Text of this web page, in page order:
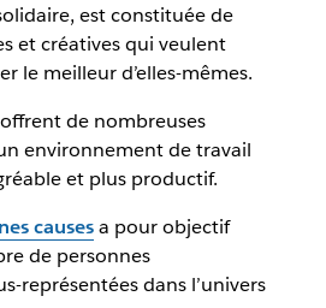
est constituée de
et créatives qui veulent
le meilleur d’elles-mêmes.
de nombreuses
environnement de travail
et plus productif.
causesa pour objectif
de personnes
représentées dans l’univers